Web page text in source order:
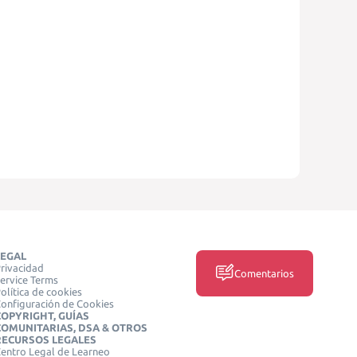
Terms
de cookies
de Cookies
GUÍAS
DSA & OTROS
LEGALES
Legal de Learneo
Comentarios